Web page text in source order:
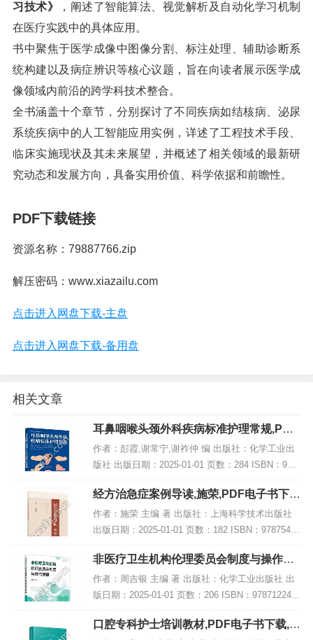
习技术》
，阐述了智能算法、视觉解析及自动化学习机制
在医疗实践中的具体应用。
书中聚焦于医学成像中图像分割、标注处理、辅助诊断系
统构建以及病症辨识等核心议题，旨在向读者展示医学成
像领域内前沿的跨学科技术整合。
全书涵盖十个章节，分别探讨了不同疾病如结核病、泌尿
系统疾病中的人工智能应用实例，详述了工程技术手段、
临床实施现状及其未来展望，并概述了相关领域的最新研
究动态和发展方向，具备实用价值、科学依据和前瞻性。
PDF下载链接
资源名称：79887766.zip
解压密码：www.xiazailu.com
点击进入网盘下载-主盘
点击进入网盘下载-备用盘
相关文章
耳鼻咽喉头颈外科疾病标准护理常规,PDF
电子书下载
作者：彭霞,谢常宁,谢祚仲 编 出版社：化学工业出
版社 出版日期：2025-01-01 页数：284 ISBN：978
7122463180 电子书大小：244MB [高清扫描版PDF
格式]...
经方治急症案例导读,施荣,PDF电子书下
载,网盘资源
作者：施荣 主编 著 出版社：上海科学技术出版社
出版日期：2025-01-01 页数：182 ISBN：97875478
50435 电子书大小：249MB [高清扫描版PDF格式]
内容简...
非医疗卫生机构伦理委员会制度与操作规
程,PDF电子书下载
作者：周吉银 主编 著 出版社：化学工业出版社 出
版日期：2025-01-01 页数：206 ISBN：978712246
2367 电子书大小：230MB [高清扫描版PDF格式] 内
容简...
口腔专科护士培训教材,PDF电子书下载,网